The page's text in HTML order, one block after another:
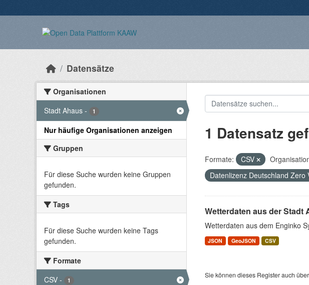
Datensätze
Organisationen
Stadt Ahaus - 1
Nur häufige Organisationen anzeigen
Gruppen
Für diese Suche wurden keine Gruppen
gefunden.
Tags
Für diese Suche wurden keine Tags
gefunden.
Formate
CSV - 1
1 Datensatz
Formate: CSV
Datenlizenz Deutschland Zero
Wetterdaten aus der Stadt
Wetterdaten aus dem Enginko
JSON GeoJSON CSV
Sie können dieses Register auch